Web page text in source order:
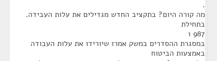
.
מה קורה היום? בתקציב החדש מגדילים את עלות העבידה.
בתחילת
987 1
במסגרת ההסדרים במשק אמרו שיורידו את עלות העבודה
באמצעות הביטוח